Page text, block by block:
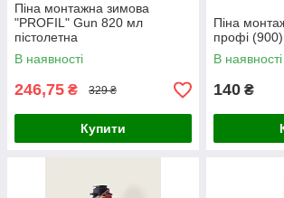
Піна монтажна зимова
"PROFIL" Gun 820 мл
пістолетна
В наявності
246,75 ₴ 329 ₴
Купити
Піна
профі (900)
В наявності
140 ₴